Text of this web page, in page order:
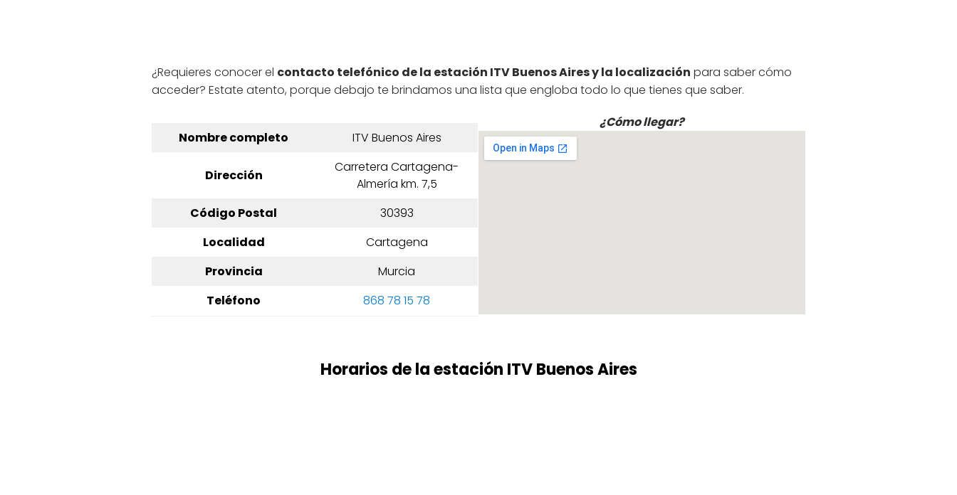
¿Requieres conocer el contacto telefónico de la estación ITV Buenos Aires y la localización para saber cómo
acceder? Estate atento, porque debajo te brindamos una lista que engloba todo lo que tienes que saber.
Nombre completo ITV Buenos Aires
Dirección
Carretera Cartagena-
Almería km. 7,5
Código Postal
30393
Localidad
Cartagena
Provincia
Murcia
Teléfono
868 78 15 78
¿Cómo llegar?
Horarios de la estación ITV Buenos Aires